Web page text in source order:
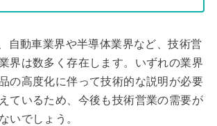
自動車業界や半導体業界など、技術営
界は数多く存在します。いずれの業界
の高度化に伴って技術的な説明が必要
ているため、今後も技術営業の需要が
いでしょう。